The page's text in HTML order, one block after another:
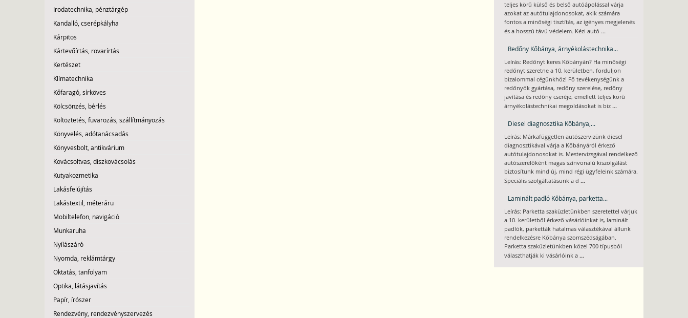
Irodatechnika, pénztárgép
Kandalló, cserépkályha
Kárpitos
Kártevőírtás, rovarírtás
Kertészet
Klímatechnika
Kőfaragó, sírköves
Kölcsönzés, bérlés
Költöztetés, fuvarozás, szállítmányozás
Könyvelés, adótanácsadás
Könyvesbolt, antikvárium
Kovácsoltvas, diszkovácsolás
Kutyakozmetika
Lakásfelújítás
Lakástextil, méteráru
Mobiltelefon, navigáció
Munkaruha
Nyílászáró
Nyomda, reklámtárgy
Oktatás, tanfolyam
Optika, látásjavítás
Papír, írószer
Rendezvény, rendezvényszervezés
teljes körű külső és belső autóápolással várja
azokat az autótulajdonosokat, akik számára
fontos a minőségi tisztítás, az igényes megjelenés
és a hosszú távú védelem. Kézi autó ...
Redőny Kőbánya, árnyékolástechnika...
Leírás: Redőnyt keres Kőbányán? Ha minőségi
redőnyt szeretne a 10. kerületben, forduljon
bizalommal cégünkhöz! Fő tevékenységünk a
redőnyök gyártása, redőny szerelése, redőny
javítása és redőny cseréje, emellett teljes körű
árnyékolástechnikai megoldásokat is biz ...
Diesel diagnosztika Kőbánya,...
Leírás: Márkafüggetlen autószervizünk diesel
diagnosztikával várja a Kőbányáról érkező
autótulajdonosokat is. Mestervizsgával rendelkező
autószerelőként magas színvonalú kiszolgálást
biztosítunk mind új, mind régi ügyfeleink számára.
Speciális szolgáltatásunk a d ...
Laminált padló Kőbánya, parketta...
Leírás: Parketta szaküzletünkben szeretettel várjuk
a 10. kerületből érkező vásárlóinkat is, laminált
padlók, parketták hatalmas választékával állunk
rendelkezésre Kőbánya szomszédságában.
Parketta szaküzletünkben közel 700 típusból
választhatják ki vásárlóink a ...